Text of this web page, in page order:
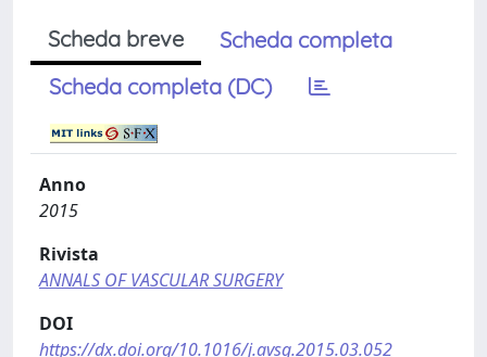
Scheda breve
Scheda completa
Scheda completa (DC)
Anno
2015
Rivista
ANNALS OF VASCULAR SURGERY
DOI
https://dx.doi.org/10.1016/j.avsg.2015.03.052